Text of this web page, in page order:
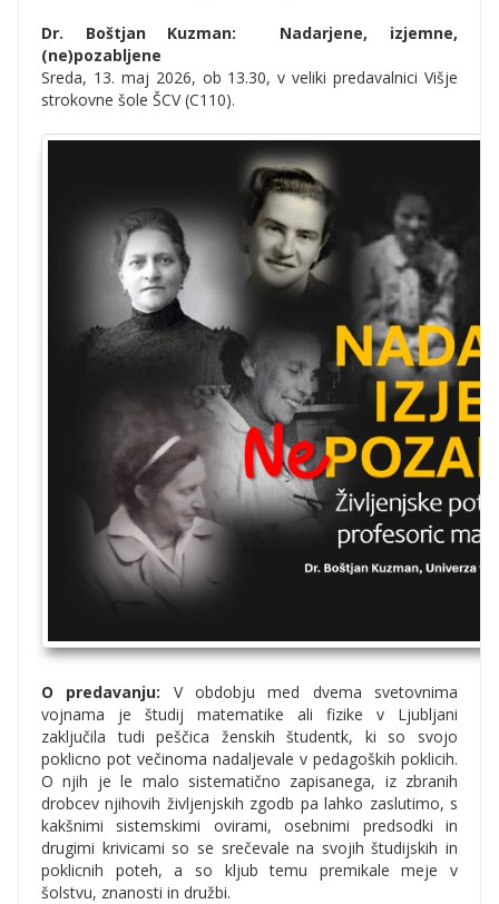
Dr. Boštjan Kuzman: Nadarjene, izjemne,
(ne)pozabljene
Sreda, 13. maj 2026, ob 13.30, v veliki predavalnici Višje
strokovne šole ŠCV (C110).
O predavanju: V obdobju med dvema svetovnima
vojnama je študij matematike ali fizike v Ljubljani
zaključila tudi peščica ženskih študentk, ki so svojo
poklicno pot večinoma nadaljevale v pedagoških poklicih.
O njih je le malo sistematično zapisanega, iz zbranih
drobcev njihovih življenjskih zgodb pa lahko zaslutimo, s
kakšnimi sistemskimi ovirami, osebnimi predsodki in
drugimi krivicami so se srečevale na svojih študijskih in
poklicnih poteh, a so kljub temu premikale meje v
šolstvu, znanosti in družbi.